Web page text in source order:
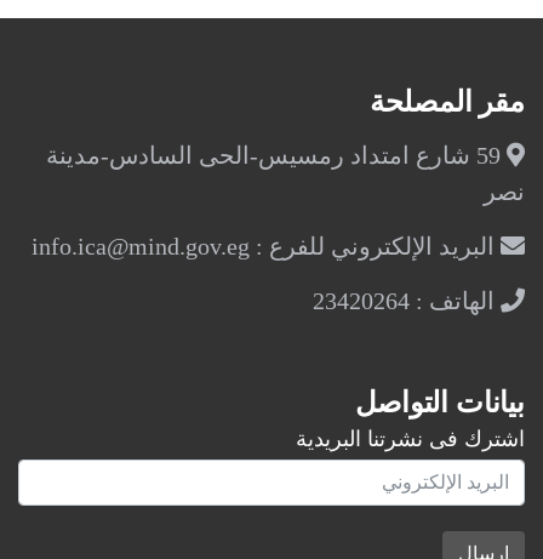
مقر المصلحة
59 شارع امتداد رمسيس-الحى السادس-مدينة
نصر
البريد الإلكتروني للفرع : info.ica@mind.gov.eg
الهاتف : 23420264
بيانات التواصل
اشترك فى نشرتنا البريدية
إرسال